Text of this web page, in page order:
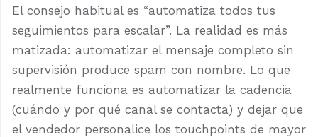
El consejo habitual es “automatiza todos tus
seguimientos para escalar”. La realidad es más
matizada: automatizar el mensaje completo sin
supervisión produce spam con nombre. Lo que
realmente funciona es automatizar la cadencia
(cuándo y por qué canal se contacta) y dejar que
el vendedor personalice los touchpoints de mayor